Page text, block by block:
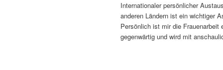
Internationaler persönlicher
anderen Ländern ist ein wichtiger
Persönlich ist mir die
gegenwärtig und wird mit